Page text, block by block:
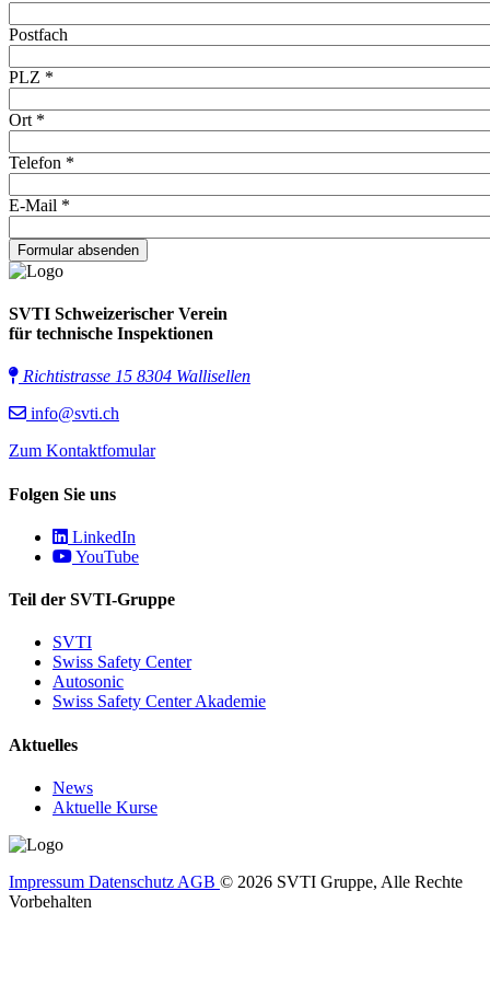
Postfach
PLZ *
Ort *
Telefon *
E-Mail *
SVTI Schweizerischer Verein
für technische Inspektionen
Richtistrasse 15 8304 Wallisellen
info@svti.ch
Zum Kontaktfomular
Folgen Sie uns
LinkedIn
YouTube
Teil der SVTI-Gruppe
SVTI
Swiss Safety Center
Autosonic
Swiss Safety Center Akademie
Aktuelles
News
Aktuelle Kurse
Impressum Datenschutz AGB © 2026 SVTI Gruppe, Alle Rechte
Vorbehalten